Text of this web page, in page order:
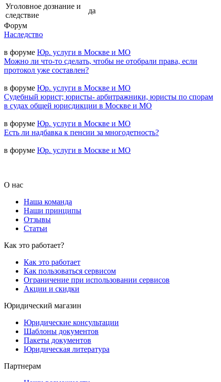
Уголовное дознание и
следствие
да
Форум
Наследство
в форуме Юр. услуги в Москве и МО
Можно ли что-то сделать, чтобы не отобрали права, если
протокол уже составлен?
в форуме Юр. услуги в Москве и МО
Судебный юрист; юристы- арбитражники, юристы по спорам
в судах общей юрисдикции в Москве и МО
в форуме Юр. услуги в Москве и МО
Есть ли надбавка к пенсии за многодетность?
в форуме Юр. услуги в Москве и МО
О нас
Наша команда
Наши принципы
Отзывы
Статьи
Как это работает?
Как это работает
Как пользоваться сервисом
Ограничение при использовании сервисов
Акции и скидки
Юридический магазин
Юридические консультации
Шаблоны документов
Пакеты документов
Юридическая литература
Партнерам